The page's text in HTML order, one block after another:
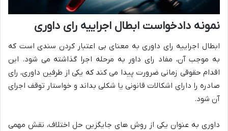
نمونه دادخواست ابطال اجراییه رای داوری
ابطال اجراییه رای داوری به معنای بی اعتبار کردن سندی است که
به موجب آن، مفاد رای داور به مرحله اجرا گذاشته می شود. این
اقدام حقوقی زمانی ضرورت پیدا می کند که یکی از طرفین داوری، رای
صادره را دارای اشکالات قانونی یا شکلی بداند و خواستار توقف اجرای
آن شود.
داوری به عنوان یکی از روش های جایگزین حل اختلاف، نقش مهمی